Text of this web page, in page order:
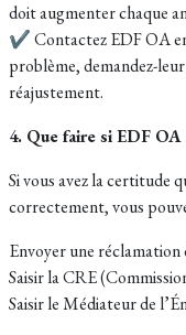
doit augmenter chaque
✔ Contactez EDF OA en
problème, demandez-
réajustement.
4. Que faire si EDF
Si vous avez la certitude
correctement, vous
Envoyer une
Saisir la CRE
Saisir le Médiateur de